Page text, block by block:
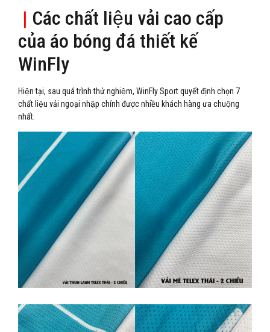
| Các chất liệu vải cao cấp
của áo bóng đá thiết kế
WinFly
Hiện tại, sau quá trình thử nghiệm, WinFly Sport quyết định chọn 7
chất liệu vải ngoại nhập chính được nhiều khách hàng ưa chuộng
nhất: